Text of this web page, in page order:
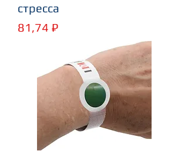
стресса
Цена
81,74 ₽